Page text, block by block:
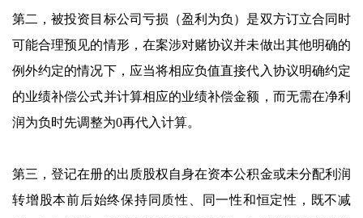
第二，被投资目标公司亏损（盈利为负）是双方订立合同时
可能合理预见的情形，在案涉对赌协议并未做出其他明确的
例外约定的情况下，应当将相应负值直接代入协议明确约定
的业绩补偿公式并计算相应的业绩补偿金额，而无需在净利
润为负时先调整为0再代入计算。
第三，登记在册的出质股权自身在资本公积金或未分配利润
转增股本前后始终保持同质性、同一性和恒定性，既不减